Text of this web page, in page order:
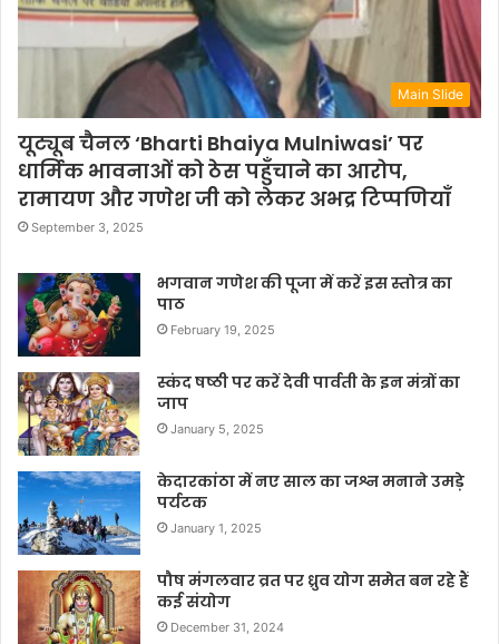
Main Slide
यूट्यूब चैनल ‘Bharti Bhaiya Mulniwasi’ पर
धार्मिक भावनाओं को ठेस पहुँचाने का आरोप,
रामायण और गणेश जी को लेकर अभद्र टिप्पणियाँ
September 3, 2025
भगवान गणेश की पूजा में करें इस स्तोत्र का
पाठ
February 19, 2025
स्कंद षष्ठी पर करें देवी पार्वती के इन मंत्रों का
जाप
January 5, 2025
केदारकांठा में नए साल का जश्न मनाने उमड़े
पर्यटक
January 1, 2025
पौष मंगलवार व्रत पर ध्रुव योग समेत बन रहे हैं
कई संयोग
December 31, 2024